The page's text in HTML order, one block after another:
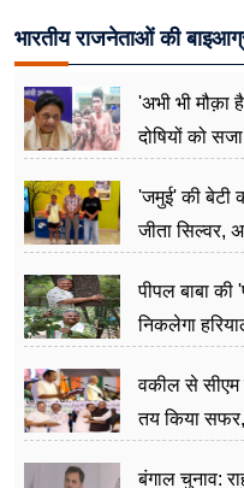
भारतीय राजनेताओं की
'अभी भी मौक़ा
दोषियों को
'जमुई' की बेटी
जीता सिल्वर,
पीपल बाबा की
निकलेगा
वकील से सीएम
तय किया
बंगाल चुनाव: